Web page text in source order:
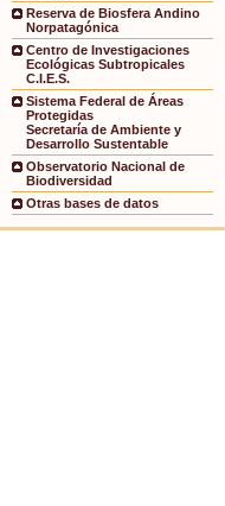
Reserva de Biosfera Andino
Norpatagónica
Centro de Investigaciones
Ecológicas Subtropicales
C.I.E.S.
Sistema Federal de Áreas
Protegidas
Secretaría de Ambiente y
Desarrollo Sustentable
Observatorio Nacional de
Biodiversidad
Otras bases de datos